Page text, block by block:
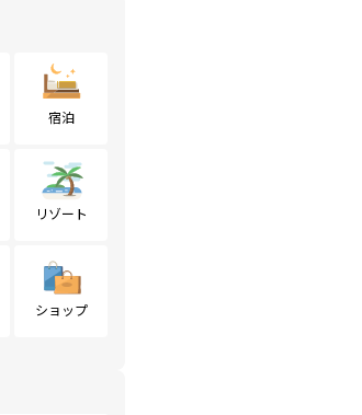
宿泊
リゾート
ショップ